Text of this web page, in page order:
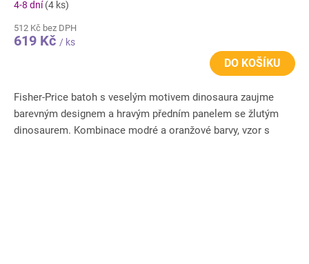
4-8 dní(4 ks)
512 Kč bez DPH
619 Kč / ks
DO KOŠÍKU
Fisher-Price batoh s veselým motivem dinosaura zaujme
barevným designem a hravým předním panelem se žlutým
dinosaurem. Kombinace modré a oranžové barvy, vzor s